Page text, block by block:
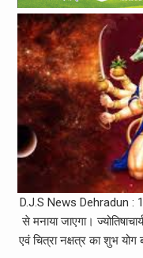
D.J.S News Dehradun :
से मनाया जाएगा।
एवं चित्रा नक्षत्र का शुभ